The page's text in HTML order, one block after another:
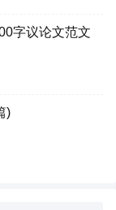
字议论文范文
)